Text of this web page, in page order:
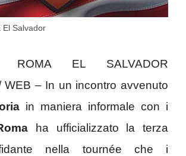
El Salvador
ROMA EL SALVADOR
WEB – In un incontro avvenuto
in maniera informale con i
ha ufficializzato la terza
nella tournée che i